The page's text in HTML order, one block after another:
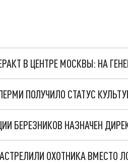
В ЦЕНТРЕ МОСКВЫ: НА
ПОЛУЧИЛО СТАТУС
ОХОТНИКА ВМЕСТО